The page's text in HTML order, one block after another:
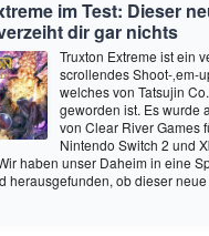
im Test: Dieser
dir gar nichts
Truxton Extreme ist ein
scrollendes Shoot-‚em-
welches von Tatsujin
geworden ist. Es wurde
von Clear River Games
Nintendo Switch 2 und
haben unser Daheim in eine
herausgefunden, ob dieser neue